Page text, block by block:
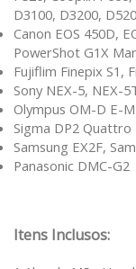
D3100, D3200,
Canon EOS 450D,
PowerShot G1X
Fujiflim Finepix S1,
Sony NEX-5, NEX-
Olympus OM-D E-
Sigma DP2 Quattro
Samsung EX2F,
Panasonic DMC-G2
Itens Inclusos: